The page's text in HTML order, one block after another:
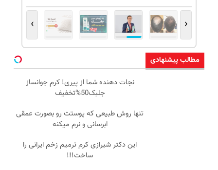
‹
›
مطالب پیشنهادی
نجات دهنده شما از پیری! کرم جوانساز
جلبک50%تخفیف
تنها روش طبیعی که پوستت رو بصورت عمقی
ابرسانی و نرم میکنه
این دکتر شیرازی کرم ترمیم زخم ایرانی را
ساخت!!!